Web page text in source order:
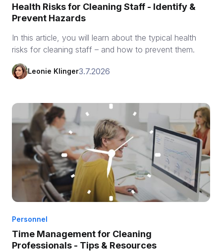
Health Risks for Cleaning Staff - Identify &
Prevent Hazards
In this article, you will learn about the typical health
risks for cleaning staff – and how to prevent them.
Leonie Klinger3.7.2026
Personnel
Time Management for Cleaning
Professionals - Tips & Resources